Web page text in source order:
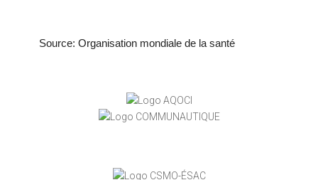
Source: Organisation mondiale de la santé